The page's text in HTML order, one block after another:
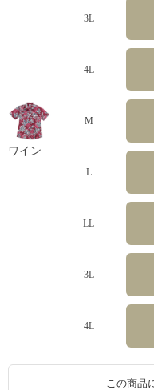
3L
4L
ワイン
M
L
LL
3L
4L
この商品